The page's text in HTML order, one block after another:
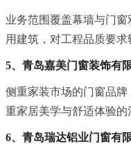
业务范围覆盖幕墙与门
用建筑，对工程品质要求
5、青岛嘉美门窗装饰有
侧重家装市场的门窗品
重家居美学与舒适体验的
6、青岛瑞达铝业门窗有